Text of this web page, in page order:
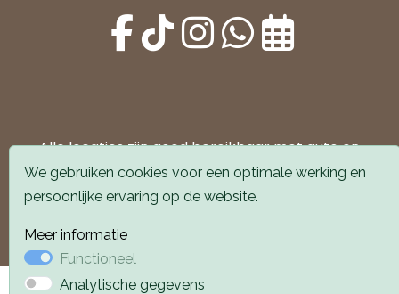
Alle locaties zijn goed bereikbaar met auto en
openbaar vervoer. Er is parkeergelegenheid voor de
deur.
Privacyverklaring
We gebruiken cookies voor een optimale werking en
persoonlijke ervaring op de website.
Meer informatie
Functioneel
Analytische gegevens